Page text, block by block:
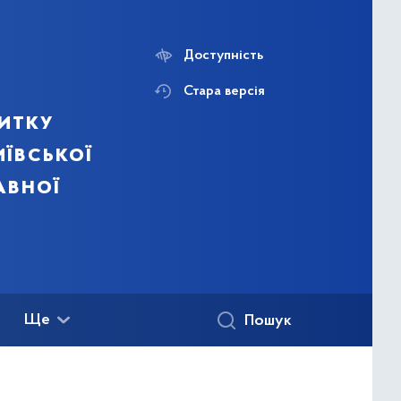
Доступність
Стара версія
Ще Пошук